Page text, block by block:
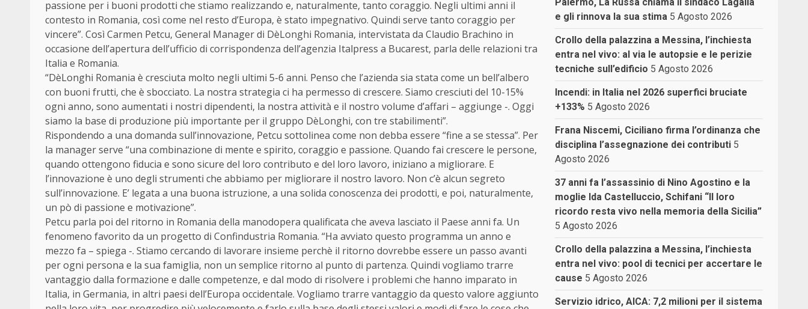
passione per i buoni prodotti che stiamo realizzando e, naturalmente, tanto coraggio. Negli ultimi anni il
contesto in Romania, così come nel resto d’Europa, è stato impegnativo. Quindi serve tanto coraggio per
vincere”. Così Carmen Petcu, General Manager di DèLonghi Romania, intervistata da Claudio Brachino in
occasione dell’apertura dell’ufficio di corrispondenza dell’agenzia Italpress a Bucarest, parla delle relazioni tra
Italia e Romania.
“DèLonghi Romania è cresciuta molto negli ultimi 5-6 anni. Penso che l’azienda sia stata come un bell’albero
con buoni frutti, che è sbocciato. La nostra strategia ci ha permesso di crescere. Siamo cresciuti del 10-15%
ogni anno, sono aumentati i nostri dipendenti, la nostra attività e il nostro volume d’affari – aggiunge -. Oggi
siamo la base di produzione più importante per il gruppo DèLonghi, con tre stabilimenti”.
Rispondendo a una domanda sull’innovazione, Petcu sottolinea come non debba essere “fine a se stessa”. Per
la manager serve “una combinazione di mente e spirito, coraggio e passione. Quando fai crescere le persone,
quando ottengono fiducia e sono sicure del loro contributo e del loro lavoro, iniziano a migliorare. E
l’innovazione è uno degli strumenti che abbiamo per migliorare il nostro lavoro. Non c’è alcun segreto
sull’innovazione. E’ legata a una buona istruzione, a una solida conoscenza dei prodotti, e poi, naturalmente,
un pò di passione e motivazione”.
Petcu parla poi del ritorno in Romania della manodopera qualificata che aveva lasciato il Paese anni fa. Un
fenomeno favorito da un progetto di Confindustria Romania. “Ha avviato questo programma un anno e
mezzo fa – spiega -. Stiamo cercando di lavorare insieme perchè il ritorno dovrebbe essere un passo avanti
per ogni persona e la sua famiglia, non un semplice ritorno al punto di partenza. Quindi vogliamo trarre
vantaggio dalla formazione e dalle competenze, e dal modo di risolvere i problemi che hanno imparato in
Italia, in Germania, in altri paesi dell’Europa occidentale. Vogliamo trarre vantaggio da questo valore aggiunto
e gli rinnova la sua stima 5 Agosto 2026
Crollo della palazzina a Messina, l’inchiesta
entra nel vivo: al via le autopsie e le perizie
tecniche sull’edificio 5 Agosto 2026
Incendi: in Italia nel 2026 superfici bruciate
+133% 5 Agosto 2026
Frana Niscemi, Ciciliano firma l’ordinanza che
disciplina l’assegnazione dei contributi 5
Agosto 2026
37 anni fa l’assassinio di Nino Agostino e la
moglie Ida Castelluccio, Schifani “Il loro
ricordo resta vivo nella memoria della Sicilia”
5 Agosto 2026
Crollo della palazzina a Messina, l’inchiesta
entra nel vivo: pool di tecnici per accertare le
cause 5 Agosto 2026
Servizio idrico, AICA: 7,2 milioni per il sistema